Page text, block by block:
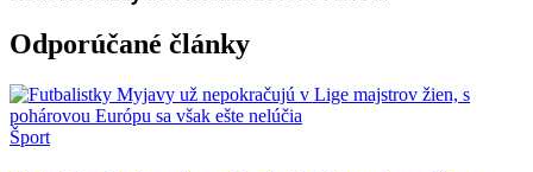
Odporúčané články
Šport